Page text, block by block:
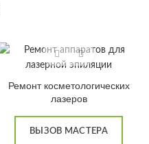
Ремонт косметологических
лазеров
ВЫЗОВ МАСТЕРА